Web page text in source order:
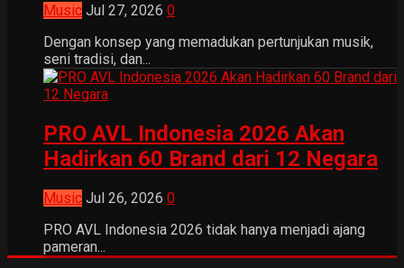
Music Jul 27, 2026 0
Dengan konsep yang memadukan pertunjukan musik,
seni tradisi, dan...
PRO AVL Indonesia 2026 Akan
Hadirkan 60 Brand dari 12 Negara
Music Jul 26, 2026 0
PRO AVL Indonesia 2026 tidak hanya menjadi ajang
pameran...